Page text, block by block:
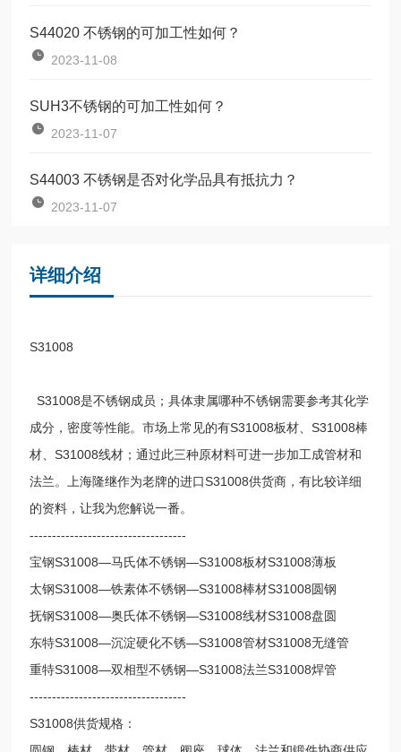
S44020 不锈钢的可加工性如何？
2023-11-08
SUH3不锈钢的可加工性如何？
2023-11-07
S44003 不锈钢是否对化学品具有抵抗力？
2023-11-07
详细介绍
S31008
S31008是不锈钢成员；具体隶属哪种不锈钢需要参考其化学
成分，密度等性能。市场上常见的有S31008板材、S31008棒
材、S31008线材；通过此三种原材料可进一步加工成管材和
法兰。上海隆继作为老牌的进口S31008供货商，有比较详细
的资料，让我为您解说一番。
-----------------------------------
宝钢S31008—马氏体不锈钢—S31008板材S31008薄板
太钢S31008—铁素体不锈钢—S31008棒材S31008圆钢
抚钢S31008—奥氏体不锈钢—S31008线材S31008盘圆
东特S31008—沉淀硬化不锈—S31008管材S31008无缝管
重特S31008—双相型不锈钢—S31008法兰S31008焊管
-----------------------------------
S31008供货规格：